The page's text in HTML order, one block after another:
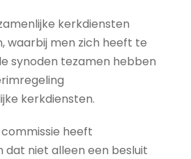
kerkdiensten
waarbij men zich heeft te
synoden tezamen hebben
kerkdiensten.
heeft
dat niet alleen een besluit